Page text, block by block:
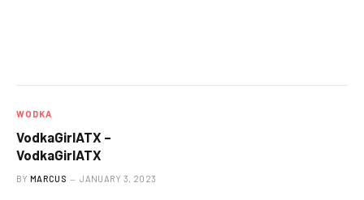
WODKA
VodkaGirlATX –
VodkaGirlATX
BY MARCUS JANUARY 3, 2023